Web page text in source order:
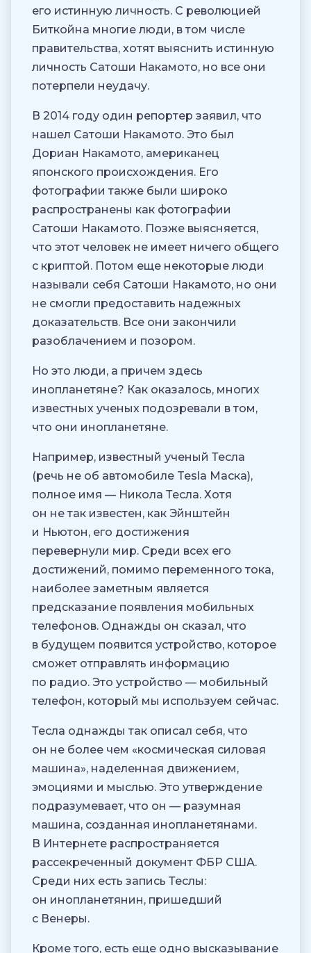
его истинную личность. С революцией
Биткойна многие люди, в том числе
правительства, хотят выяснить истинную
личность Сатоши Накамото, но все они
потерпели неудачу.
В 2014 году один репортер заявил, что
нашел Сатоши Накамото. Это был
Дориан Накамото, американец
японского происхождения. Его
фотографии также были широко
распространены как фотографии
Сатоши Накамото. Позже выясняется,
что этот человек не имеет ничего общего
с криптой. Потом еще некоторые люди
называли себя Сатоши Накамото, но они
не смогли предоставить надежных
доказательств. Все они закончили
разоблачением и позором.
Но это люди, а причем здесь
инопланетяне? Как оказалось, многих
известных ученых подозревали в том,
что они инопланетяне.
Например, известный ученый Тесла
(речь не об автомобиле Tesla Маска),
полное имя — Никола Тесла. Хотя
он не так известен, как Эйнштейн
и Ньютон, его достижения
перевернули мир. Среди всех его
достижений, помимо переменного тока,
наиболее заметным является
предсказание появления мобильных
телефонов. Однажды он сказал, что
в будущем появится устройство, которое
сможет отправлять информацию
по радио. Это устройство — мобильный
телефон, который мы используем сейчас.
Тесла однажды так описал себя, что
он не более чем «космическая силовая
машина», наделенная движением,
эмоциями и мыслью. Это утверждение
подразумевает, что он — разумная
машина, созданная инопланетянами.
В Интернете распространяется
рассекреченный документ ФБР США.
Среди них есть запись Теслы:
он инопланетянин, пришедший
с Венеры.
Кроме того, есть еще одно высказывание